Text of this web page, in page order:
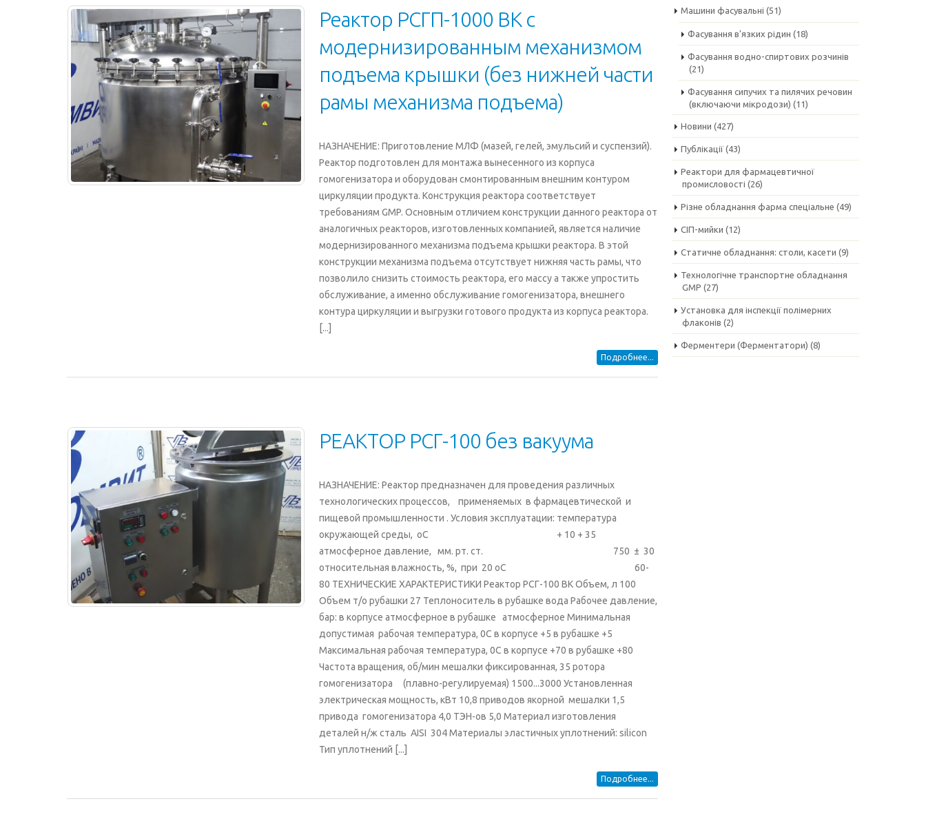
Реактор РСГП-1000 ВК с
модернизированным механизмом
подъема крышки (без нижней части
рамы механизма подъема)
НАЗНАЧЕНИЕ: Приготовление МЛФ (мазей, гелей, эмульсий и суспензий).
Реактор подготовлен для монтажа вынесенного из корпуса
гомогенизатора и оборудован смонтированным внешним контуром
циркуляции продукта. Конструкция реактора соответствует
требованиям GMP. Основным отличием конструкции данного реактора от
аналогичных реакторов, изготовленных компанией, является наличие
модернизированного механизма подъема крышки реактора. В этой
конструкции механизма подъема отсутствует нижняя часть рамы, что
позволило снизить стоимость реактора, его массу а также упростить
обслуживание, а именно обслуживание гомогенизатора, внешнего
контура циркуляции и выгрузки готового продукта из корпуса реактора.
[...]
Подробнее...
РЕАКТОР РСГ-100 без вакуума
НАЗНАЧЕНИЕ: Реактор предназначен для проведения различных
технологических процессов, применяемых в фармацевтической и
пищевой промышленности . Условия эксплуатации: температура
окружающей среды, оС + 10 + 35
атмосферное давление, мм. рт. ст. 750 ± 30
относительная влажность, %, при 20 оС 60-
80 ТЕХНИЧЕСКИЕ ХАРАКТЕРИСТИКИ Реактор РСГ-100 ВК Объем, л 100
Объем т/о рубашки 27 Теплоноситель в рубашке вода Рабочее давление,
бар: в корпусе атмосферное в рубашке атмосферное Минимальная
допустимая рабочая температура, 0С в корпусе +5 в рубашке +5
Максимальная рабочая температура, 0С в корпусе +70 в рубашке +80
Частота вращения, об/мин мешалки фиксированная, 35 ротора
гомогенизатора (плавно-регулируемая) 1500...3000 Установленная
электрическая мощность, кВт 10,8 приводов якорной мешалки 1,5
привода гомогенизатора 4,0 ТЭН-ов 5,0 Материал изготовления
деталей н/ж сталь AISI 304 Материалы эластичных уплотнений: silicon
Тип уплотнений [...]
Подробнее...
Машини фасувальні (51)
Фасування в'язких рідин (18)
Фасування водно-спиртових розчинів
(21)
Фасування сипучих та пилячих речовин
(включаючи мікродози) (11)
Новини (427)
Публікації(43)
Реактори для фармацевтичної
промисловості (26)
Різне обладнання фарма спеціальне (49)
СІП-мийки (12)
Статичне обладнання: столи, касети (9)
Технологічне транспортне обладнання
GMP (27)
Установка для інспекції полімерних
флаконів (2)
Ферментери (Ферментатори) (8)